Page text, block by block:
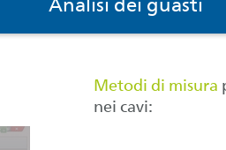
Analisi dei guasti
Metodi di misura
nei cavi: